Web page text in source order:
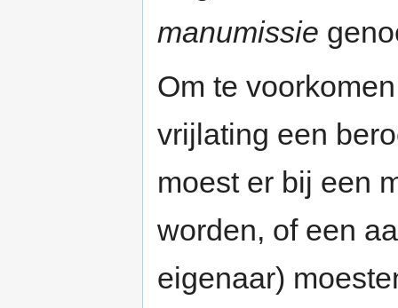
manumissie
Om te
vrijlating een
moest er bij een
worden, of een
eigenaar)